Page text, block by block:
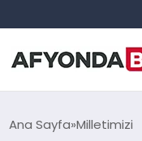
ANASAYFA
Ana Sayfa Milletimizi